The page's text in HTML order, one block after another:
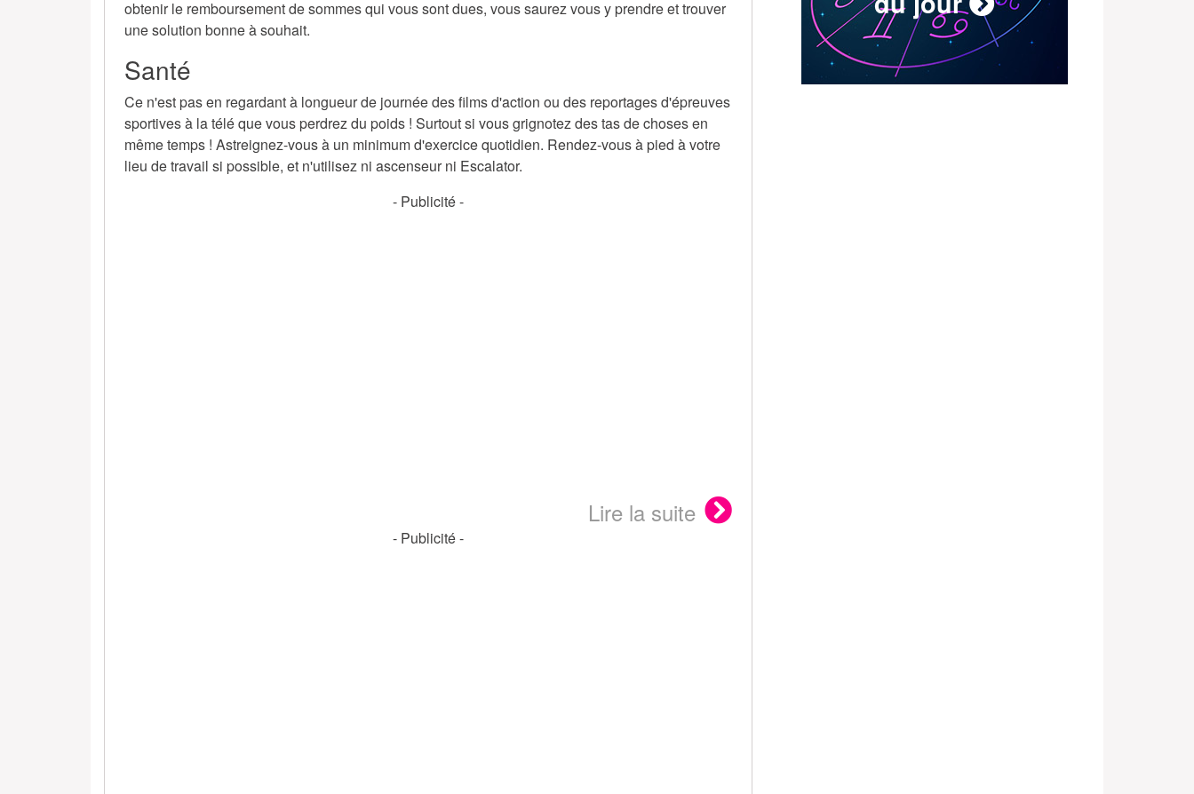
obtenir le remboursement de sommes qui vous sont dues, vous saurez vous y prendre et trouver
une solution bonne à souhait.
Santé
Ce n'est pas en regardant à longueur de journée des films d'action ou des reportages d'épreuves
sportives à la télé que vous perdrez du poids ! Surtout si vous grignotez des tas de choses en
même temps ! Astreignez-vous à un minimum d'exercice quotidien. Rendez-vous à pied à votre
lieu de travail si possible, et n'utilisez ni ascenseur ni Escalator.
- Publicité -
Lire la suite
- Publicité -